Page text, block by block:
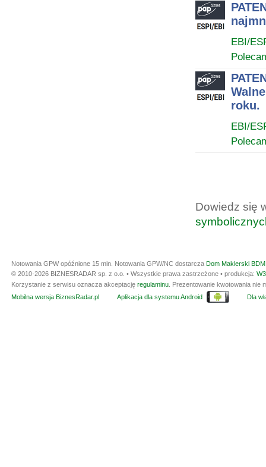
EBI/
roku.
EBI/
Dowiedz się
Notowania GPW opóźnione 15 min. Notowania GPW/NC dostarcza Dom Maklerski
© 2010-2026 BIZNESRADAR sp. z o.o. • Wszystkie prawa zastrzeżone • produkcja:
Korzystanie z serwisu oznacza akceptację regulaminu. Prezentowanie kwotowania nie
Mobilna wersja BiznesRadar.pl
Aplikacja dla systemu Android Dla